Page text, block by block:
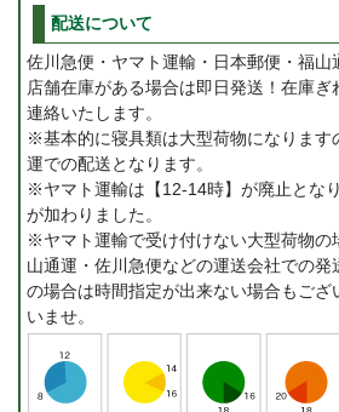
配送について
佐川急便・ヤマト運輸・日本郵便・福山
店舗在庫がある場合は即日発送！在庫
連絡いたします。
※基本的に寝具類は大型荷物になります
運での配送となります。
※ヤマト運輸は【12-14時】が廃止とな
が加わりました。
※ヤマト運輸で受け付けない大型荷物の
山通運・佐川急便などの運送会社での発
の場合は時間指定が出来ない場合もござ
いませ。